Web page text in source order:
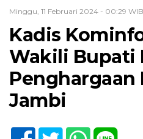
Minggu, 11 Februari 2024 - 00:29 WIB
Kadis
Wakili Bupati
Penghargaan
Jambi